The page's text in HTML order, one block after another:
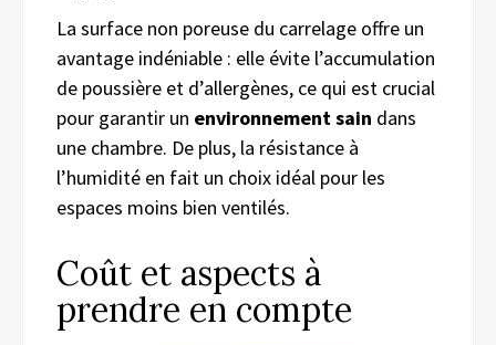
La surface non poreuse du carrelage offre un
avantage indéniable : elle évite l’accumulation
de poussière et d’allergènes, ce qui est crucial
pour garantir un environnement sain dans
une chambre. De plus, la résistance à
l’humidité en fait un choix idéal pour les
espaces moins bien ventilés.
Coût et aspects à
prendre en compte